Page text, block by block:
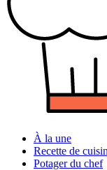
À la une
Recette de
Potager du chef